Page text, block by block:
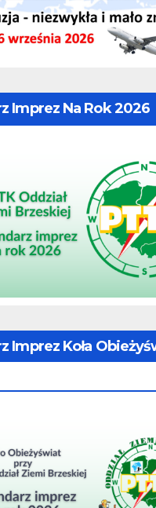
Imprez Na Rok 2026
Imprez Koła